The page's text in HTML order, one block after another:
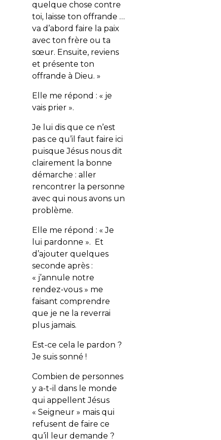
quelque chose contre
toi, laisse ton offrande …
va d’abord faire la paix
avec ton frère ou ta
sœur. Ensuite, reviens
et présente ton
offrande à Dieu. »
Elle me répond : « je
vais prier ».
Je lui dis que ce n’est
pas ce qu’il faut faire ici
puisque Jésus nous dit
clairement la bonne
démarche : aller
rencontrer la personne
avec qui nous avons un
problème.
Elle me répond : « Je
lui pardonne ». Et
d’ajouter quelques
seconde après :
« j’annule notre
rendez-vous » me
faisant comprendre
que je ne la reverrai
plus jamais.
Est-ce cela le pardon ?
Je suis sonné !
Combien de personnes
y a-t-il dans le monde
qui appellent Jésus
« Seigneur » mais qui
refusent de faire ce
qu’il leur demande ?